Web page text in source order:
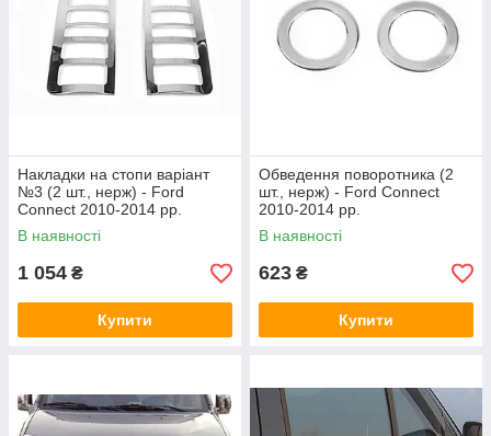
Накладки на стопи варіант
№3 (2 шт., нерж) - Ford
Connect 2010-2014 рр.
В наявності
1 054 ₴
Купити
Обведення поворотника (2
шт., нерж) - Ford Connect
2010-2014 рр.
В наявності
623 ₴
Купити